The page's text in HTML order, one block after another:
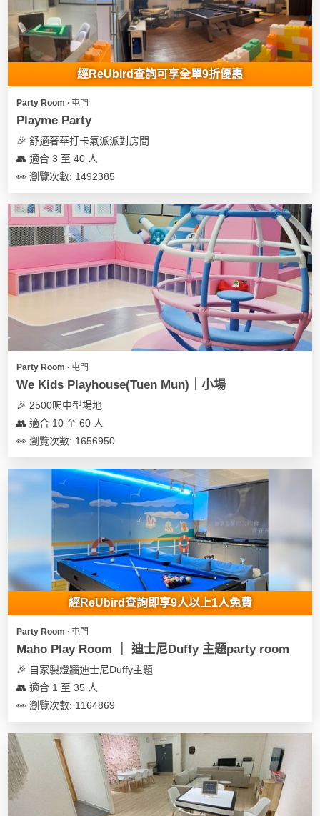
經ReUbird查詢可享全單9折優惠
Party Room ∙ 屯門
Playme Party
🎉 舒適奢華打卡氣派派對房間
👥 適合 3 至 40 人
👀 瀏覽次數: 1492385
Party Room ∙ 屯門
We Kids Playhouse(Tuen Mun)｜小場
🎉 2500呎中型場地
👥 適合 10 至 60 人
👀 瀏覽次數: 1656950
經ReUbird查詢即享9人以上1人免費
Party Room ∙ 屯門
Maho Play Room ｜ 迪士尼Duffy 主題party room
🎉 自家製燈牆迪士尼Duffy主題
👥 適合 1 至 35 人
👀 瀏覽次數: 1164869